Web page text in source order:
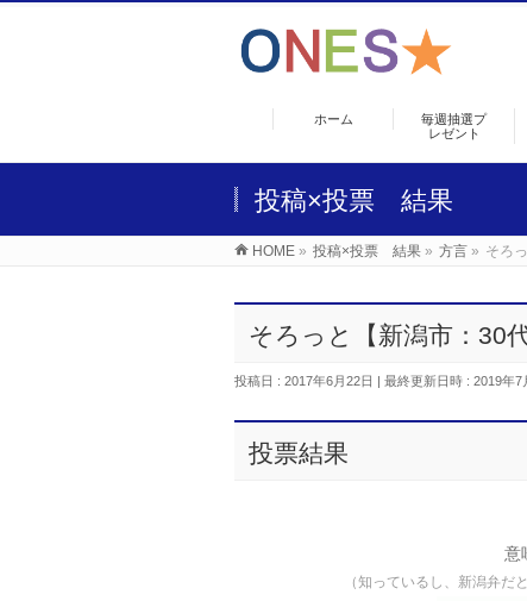
ホーム
毎週抽選プ
レゼント
投稿×投票 結果
HOME » 投稿×投票 結果 » 方言 » そろ
そろっと【新潟市：30
投稿日 : 2017年6月22日 最終更新日時 : 2019年7
投票結果
意
（知っているし、新潟弁だ